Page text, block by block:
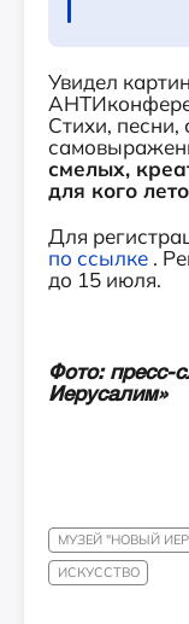
Увидел
Стихи,
смелых,
для кого
Для
по ссылке .
до 15 июля.
Фото: пресс-
Иерусалим»
МУЗЕЙ "НОВЫЙ
ИСКУССТВО